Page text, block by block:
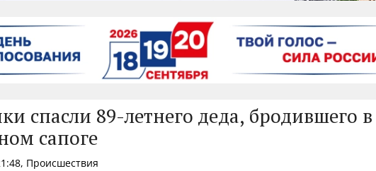
спасли 89-летнего деда, бродившего в
сапоге
Происшествия